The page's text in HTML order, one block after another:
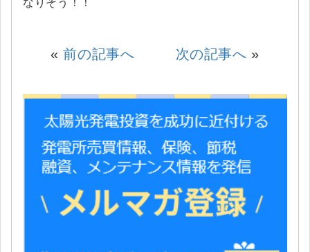
なりそう！！
«前の記事へ 次の記事へ »